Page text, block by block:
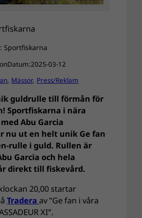
Sportfiskarna
Datum:2025-03-12
, Mässor, Press/Reklam
guldrulle till förmån för
Sportfiskarna i nära
Abu Garcia
nu ut en helt unik Ge fan
rulle i guld. Rullen är
Garcia och hela
direkt till fiskevård.
20,00 startar
Tradera av ”Ge fan i våra
XI”.